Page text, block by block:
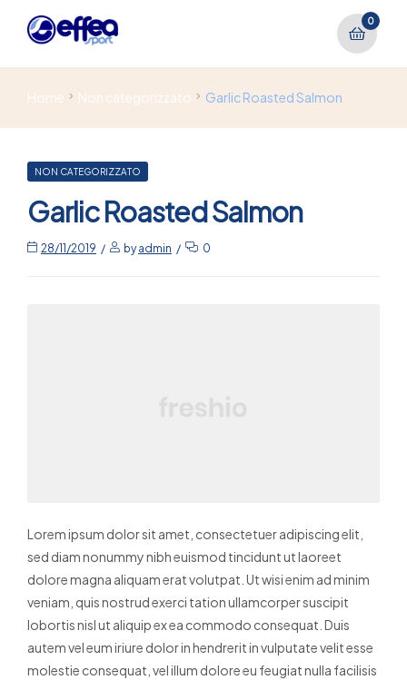
0
Home Non categorizzato Garlic Roasted Salmon
NON CATEGORIZZATO
Garlic Roasted Salmon
28/11/2019 byadmin 0
Lorem ipsum dolor sit amet, consectetuer adipiscing elit,
sed diam nonummy nibh euismod tincidunt ut laoreet
dolore magna aliquam erat volutpat. Ut wisi enim ad minim
veniam, quis nostrud exerci tation ullamcorper suscipit
lobortis nisl ut aliquip ex ea commodo consequat. Duis
autem vel eum iriure dolor in hendrerit in vulputate velit esse
molestie consequat, vel illum dolore eu feugiat nulla facilisis